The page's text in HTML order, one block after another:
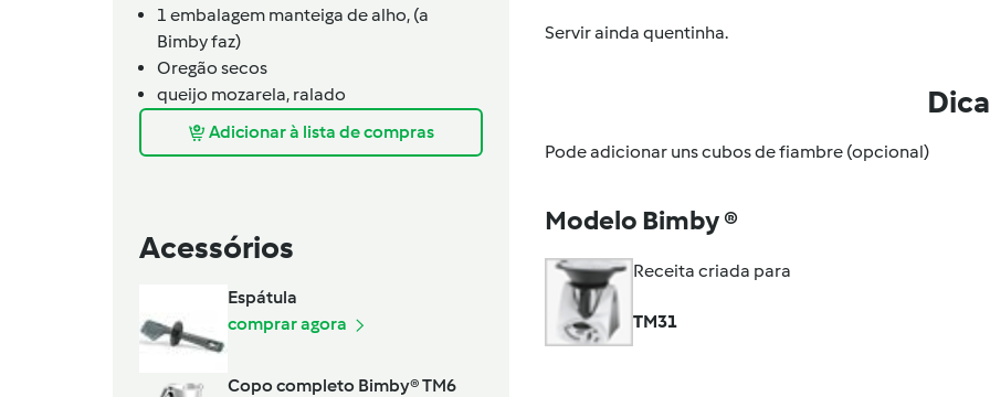
1 embalagem manteiga de alho, (a
Bimby faz)
Oregão secos
queijo mozarela, ralado
Adicionar à lista de compras
Acessórios
Espátula
comprar agora
Copo completo Bimby® TM6
Servir ainda quentinha.
Dica
Pode adicionar uns cubos de fiambre (opcional)
Modelo Bimby ®
Receita criada para
TM31